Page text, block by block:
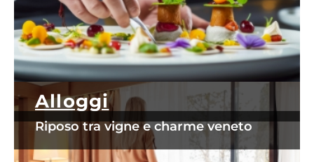
Alloggi
Riposo tra vigne e charme veneto